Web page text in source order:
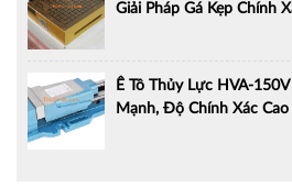
Giải Pháp Gá Kẹp Chính
Ê Tô Thủy Lực HVA-
Mạnh, Độ Chính Xác